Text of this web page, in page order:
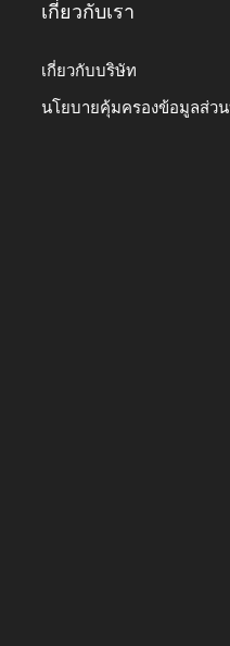
เกี่ยวกับเรา
เกี่ยวกับบริษัท
นโยบายคุ้มครองข้อมูลส่ว